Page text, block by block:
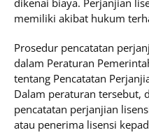
memiliki akibat hukum
Prosedur pencatatan
dalam Peraturan
tentang Pencatatan
Dalam peraturan tersebut,
pencatatan perjanjian
atau penerima lisensi